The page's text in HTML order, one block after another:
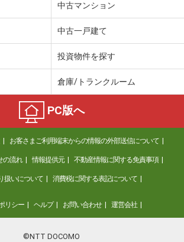
中古マンション
中古一戸建て
投資物件を探す
倉庫/トランクルーム
PC版へ
お客さまご利用端末からの情報の外部送信について
の流れ 情報提供元 不動産情報に関する免責事項
扱いについて 消費税に関する表記について
リシー ヘルプ お問い合わせ 運営会社
©NTT DOCOMO